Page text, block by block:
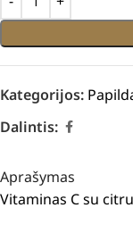
Kategorijos:
Dalintis:
Aprašymas
Vitaminas C su